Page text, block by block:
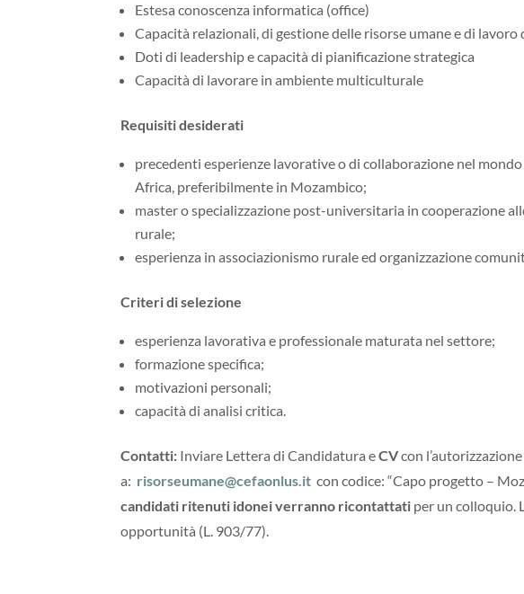
Estesa conoscenza informatica (office)
Capacità relazionali, di gestione delle risorse umane e di lavoro
Doti di leadership e capacità di pianificazione strategica
Capacità di lavorare in ambiente multiculturale
Requisiti desiderati
precedenti esperienze lavorative o di collaborazione nel
Africa, preferibilmente in Mozambico;
master o specializzazione post-universitaria in cooperazione
rurale;
esperienza in associazionismo rurale ed organizzazione
Criteri di selezione
esperienza lavorativa e professionale maturata nel settore;
formazione specifica;
motivazioni personali;
capacità di analisi critica.
Contatti: Inviare Lettera di Candidatura eCVcon
a: risorseumane@cefaonlus.it con codice: “Capo progetto –
candidati ritenuti idonei verranno ricontattati per un colloquio.
opportunità (L. 903/77).